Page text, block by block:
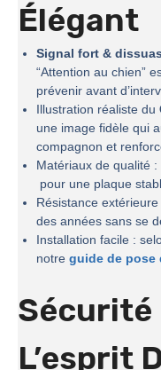
Élégant
Signal fort &
“Attention au chien”
prévenir avant
Illustration réaliste du
une image fidèle qui
compagnon et
Matériaux de qualité
pour une plaque
Résistance extérieure
des années sans se
Installation facile :
notre guide de pose
Sécurité
L’esprit